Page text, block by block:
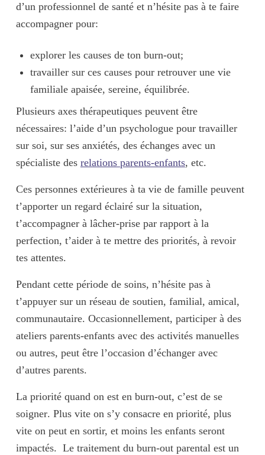
d’un professionnel de santé et n’hésite pas à te faire
accompagner pour:
explorer les causes de ton burn-out;
travailler sur ces causes pour retrouver une vie
familiale apaisée, sereine, équilibrée.
Plusieurs axes thérapeutiques peuvent être
nécessaires: l’aide d’un psychologue pour travailler
sur soi, sur ses anxiétés, des échanges avec un
spécialiste des relations parents-enfants, etc.
Ces personnes extérieures à ta vie de famille peuvent
t’apporter un regard éclairé sur la situation,
t’accompagner à lâcher-prise par rapport à la
perfection, t’aider à te mettre des priorités, à revoir
tes attentes.
Pendant cette période de soins, n’hésite pas à
t’appuyer sur un réseau de soutien, familial, amical,
communautaire. Occasionnellement, participer à des
ateliers parents-enfants avec des activités manuelles
ou autres, peut être l’occasion d’échanger avec
d’autres parents.
La priorité quand on est en burn-out, c’est de se
soigner. Plus vite on s’y consacre en priorité, plus
vite on peut en sortir, et moins les enfants seront
impactés. Le traitement du burn-out parental est un